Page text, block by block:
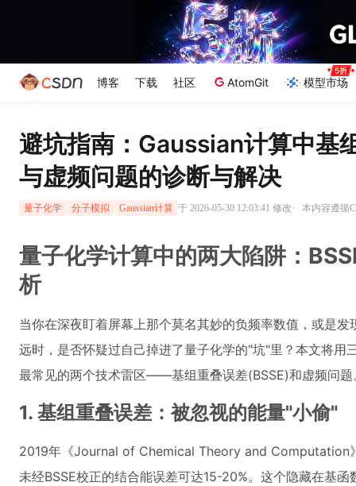
博客 下载 社区 AtomGit 模型市场
避坑指南：Gaussian计算中基
与虚频问题的诊断与解决
量子化学 分子模拟 Gaussian计算 于 2026-05-30 12:03:41 修改· 本内容遵循
量子化学计算中的两大陷阱：
析
当你在深夜盯着屏幕上那个莫名其妙的负频率数值，或是
远时，是否怀疑过自己掉进了量子化学的"坑"里？本文将用
最常见的两个技术雷区——基组重叠误差(BSSE)和虚频问题
1. 基组重叠误差：被忽视的能量"小偷"
2019年《Journal of Chemical Theory and Computation
未经BSSE校正的结合能误差可达15-20%。这个隐藏在基